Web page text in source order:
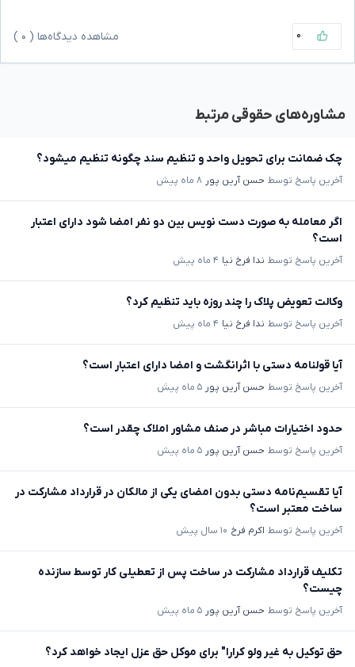
۰ مشاهده دیدگاه‌ها ( ۰
مشاوره‌های حقوقی مرتبط
چک ضمانت برای تحویل واحد و تنظیم سند چگونه تنظیم میشود؟
آخرین پاسخ توسط حسن آرین پور ۸ ماه پیش
اگر معامله به صورت دست نویس بین دو نفر امضا شود دارای اعتبار
است؟
آخرین پاسخ توسط ندا فرخ نیا ۴ ماه پیش
وکالت تعویض پلاک را چند روزه باید تنظیم کرد؟
آخرین پاسخ توسط ندا فرخ نیا ۴ ماه پیش
آیا قولنامه دستی با اثرانگشت و امضا دارای اعتبار است؟
آخرین پاسخ توسط حسن آرین پور ۵ ماه پیش
حدود اختیارات مباشر در صنف مشاور املاک چقدر است؟
آخرین پاسخ توسط حسن آرین پور ۵ ماه پیش
آیا تقسیم‌نامه دستی بدون امضای یکی از مالکان در قرارداد مشارکت در
ساخت معتبر است؟
آخرین پاسخ توسط اکرم فرخ ۱۰ سال پیش
تکلیف قرارداد مشارکت در ساخت پس از تعطیلی کار توسط سازنده
چیست؟
آخرین پاسخ توسط حسن آرین پور ۵ ماه پیش
حق توکیل به غیر ولو کرارا" برای موکل حق عزل ایجاد خواهد کرد؟